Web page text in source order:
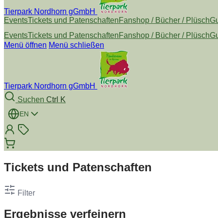
Tierpark Nordhorn gGmbH
EventsTickets und PatenschaftenFanshop / Bücher / Plüsch
EventsTickets und PatenschaftenFanshop / Bücher / Plüsch
Menü öffnen Menü schließen
Tierpark Nordhorn gGmbH
Suchen Ctrl K
EN
Tickets und Patenschaften
Filter
Ergebnisse verfeinern